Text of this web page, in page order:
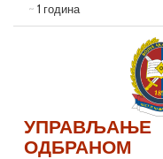
1 година
УПРАВЉАЊЕ
ОДБРАНОМ